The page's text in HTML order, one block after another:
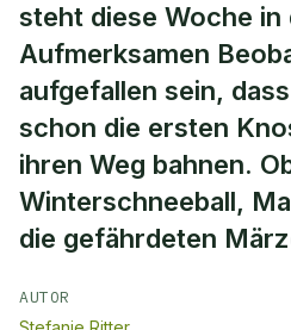
steht diese Woche
Aufmerksamen
aufgefallen sein,
schon die ersten
ihren Weg bahnen.
Winterschneeball,
die gefährdeten
AUTOR